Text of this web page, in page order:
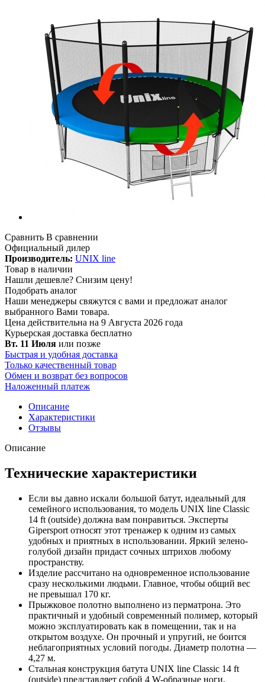
Сравнить В сравнении
Официальный дилер
Производитель: UNIX line
Товар в наличии
Нашли дешевле? Снизим цену!
Подобрать аналог
Наши менеджеры свяжутся с вами и предложат аналог
выбранного Вами товара.
Цена действительна на 9 Августа 2026 года
Курьерская доставка бесплатно
Вт. 11 Июля или позже
Быстрая и удобная доставка
Только качественный товар
Обмен и возврат без вопросов
Наложенный платеж
Описание
Характеристики
Отзывы
Описание
Технические характеристики
Если вы давно искали большой батут, идеальный для
семейного использования, то модель UNIX line Classic
14 ft (outside) должна вам понравиться. Эксперты
Gipersport относят этот тренажер к одним из самых
удобных и приятных в использовании. Яркий зелено-
голубой дизайн придаст сочных штрихов любому
пространству.
Изделие рассчитано на одновременное использование
сразу несколькими людьми. Главное, чтобы общий вес
не превышал 170 кг.
Прыжковое полотно выполнено из перматрона. Это
практичный и удобный современный полимер, который
можно эксплуатировать как в помещении, так и на
открытом воздухе. Он прочный и упругий, не боится
неблагоприятных условий погоды. Диаметр полотна —
4,27 м.
Стальная конструкция батута UNIX line Classic 14 ft
(outside) представляет собой 4 W-образные ноги,